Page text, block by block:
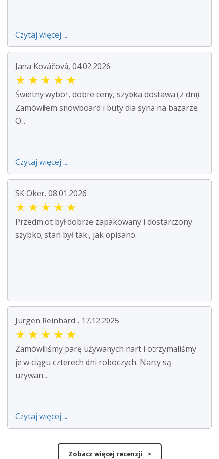
Czytaj więcej ...
Jana Kováčová, 04.02.2026
★ ★ ★ ★ ★
Świetny wybór, dobre ceny, szybka dostawa (2 dni).
Zamówiłem snowboard i buty dla syna na bazarze.
O...
Czytaj więcej ...
SK Oker, 08.01.2026
★ ★ ★ ★ ★
Przedmiot był dobrze zapakowany i dostarczony
szybko; stan był taki, jak opisano.
Jürgen Reinhard , 17.12.2025
★ ★ ★ ★ ★
Zamówiliśmy parę używanych nart i otrzymaliśmy
je w ciągu czterech dni roboczych. Narty są
używan...
Czytaj więcej ...
Zobacz więcej recenzji >